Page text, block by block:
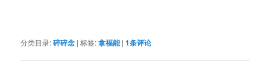
分类目录:碎碎念 |标签:拿福能 |1条评论